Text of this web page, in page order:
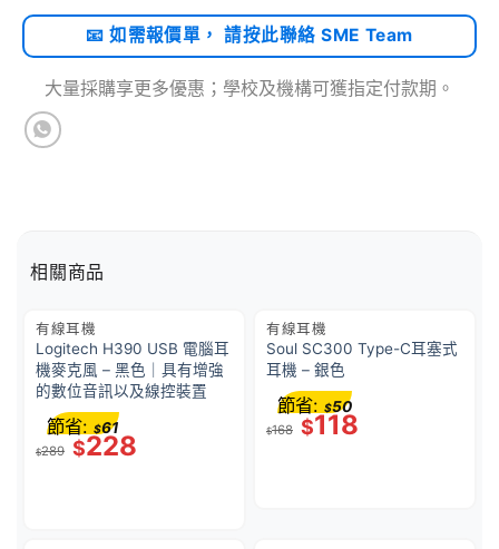
📧 如需報價單， 請按此聯絡 SME Team
大量採購享更多優惠；學校及機構可獲指定付款期。
相關商品
有線耳機
Logitech H390 USB 電腦耳
機麥克風 – 黑色｜具有增強
的數位音訊以及線控裝置
$289 $228
節省: $61
有線耳機
Soul SC300 Type-C耳塞式
耳機 – 銀色
$168 $118
節省: $50